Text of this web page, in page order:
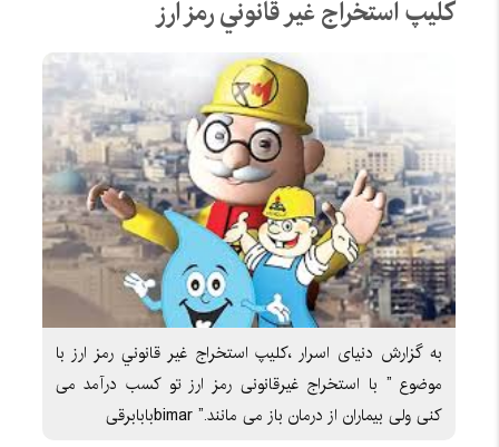
كليپ استخراج غير قانوني رمز ارز
به گزارش دنیای اسرار ،كليپ استخراج غير قانوني رمز ارز با
موضوع ” با استخراج غیرقانونی رمز ارز تو کسب درآمد می
کنی ولی بیماران از درمان باز می مانند.” bimarبابابرقی